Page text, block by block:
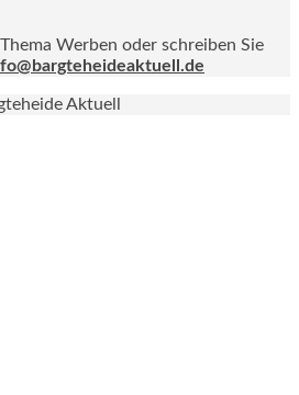
Werben oder schreiben Sie
Aktuell